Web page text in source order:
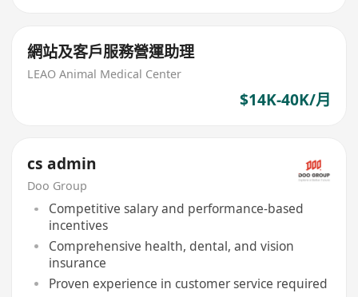
網站及客戶服務營運助理
LEAO Animal Medical Center
$14K-40K/月
cs admin
Doo Group
Competitive salary and performance-based
incentives
Comprehensive health, dental, and vision
insurance
Proven experience in customer service required